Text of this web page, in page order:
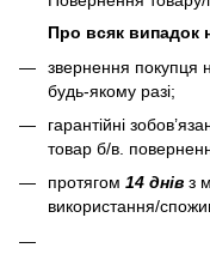
Про всяк випадок
звернення покупця
будь-якому разі;
гарантійні
товар б/в.
протягом 14 днів з
використання/